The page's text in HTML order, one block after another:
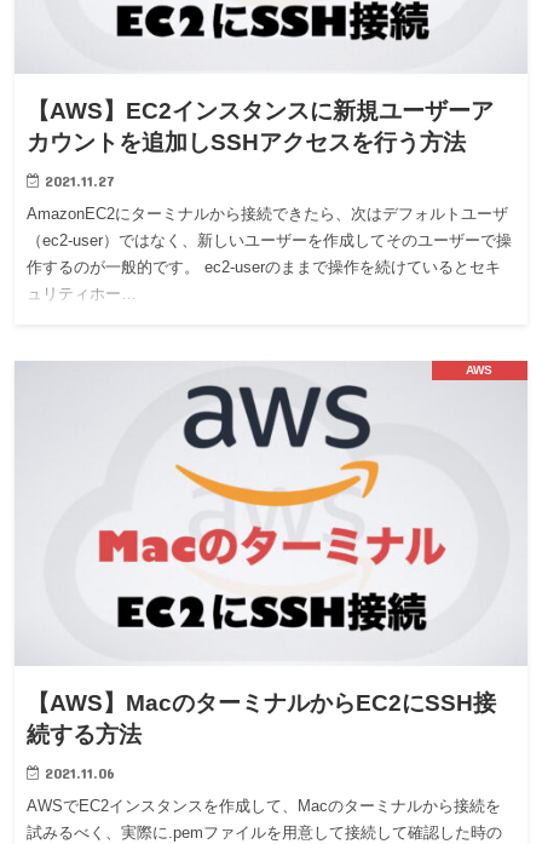
【AWS】EC2インスタンスに新規ユーザーア
カウントを追加しSSHアクセスを行う方法
2021.11.27
AmazonEC2にターミナルから接続できたら、次はデフォルトユーザ
（ec2-user）ではなく、新しいユーザーを作成してそのユーザーで操
作するのが一般的です。 ec2-userのままで操作を続けているとセキ
ュリティホー…
AWS
【AWS】MacのターミナルからEC2にSSH接
続する方法
2021.11.06
AWSでEC2インスタンスを作成して、Macのターミナルから接続を
試みるべく、実際に.pemファイルを用意して接続して確認した時の